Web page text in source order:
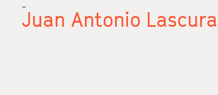
_
Juan Antonio